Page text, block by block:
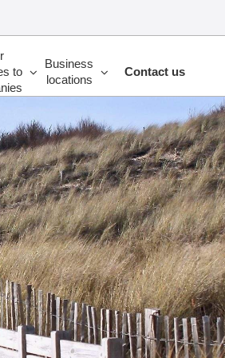
to
Business
locations
Contact us